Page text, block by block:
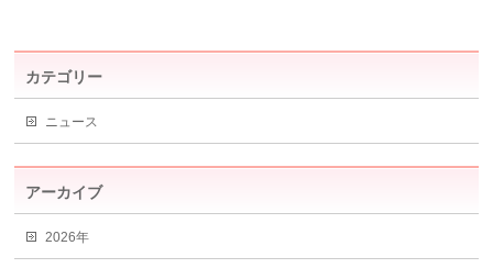
カテゴリー
ニュース
アーカイブ
2026年